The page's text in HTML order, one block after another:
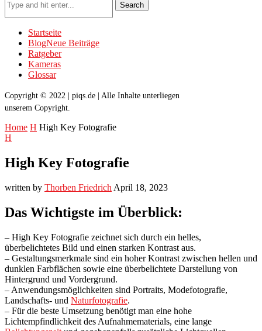
Search
Startseite
BlogNeue Beiträge
Ratgeber
Kameras
Glossar
Copyright © 2022 | piqs.de | Alle Inhalte unterliegen
unserem Copyright.
Home H High Key Fotografie
H
High Key Fotografie
written by Thorben Friedrich April 18, 2023
Das Wichtigste im Überblick:
– High Key Fotografie zeichnet sich durch ein helles,
überbelichtetes Bild und einen starken Kontrast aus.
– Gestaltungsmerkmale sind ein hoher Kontrast zwischen hellen und
dunklen Farbflächen sowie eine überbelichtete Darstellung von
Hintergrund und Vordergrund.
– Anwendungsmöglichkeiten sind Portraits, Modefotografie,
Landschafts- und Naturfotografie.
– Für die beste Umsetzung benötigt man eine hohe
Lichtempfindlichkeit des Aufnahmematerials, eine lange